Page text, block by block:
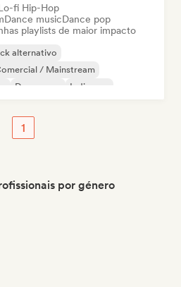
fi Hip-Hop
Dance musicDance pop
playlists de maior impacto
alternativo
/ Mainstream
Dream pop Indie pop
1
por género